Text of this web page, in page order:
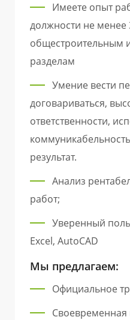
Имеете опыт
должности не менее
общестроительным
разделам
Умение вести
договариваться,
ответственности,
результат.
Анализ
работ;
Уверенный
Excel, AutoCAD
Мы предлагаем:
Официальное
Своевременная